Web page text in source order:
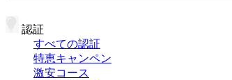
認証
すべての認証
特恵キャンペン
激安コース